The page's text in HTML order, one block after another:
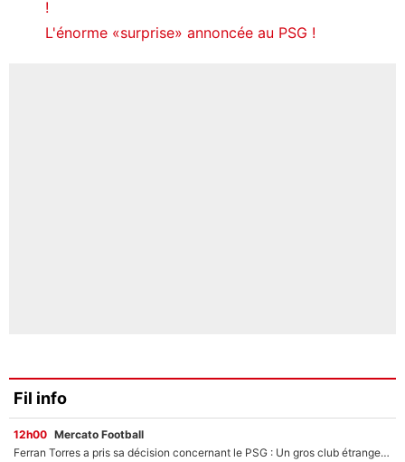
!
L'énorme «surprise» annoncée au PSG !
Fil info
12h00 Mercato Football
Ferran Torres a pris sa décision concernant le PSG : Un gros club étranger prêt à relancer le feuilleton pour la signature du champion du monde 2026 !